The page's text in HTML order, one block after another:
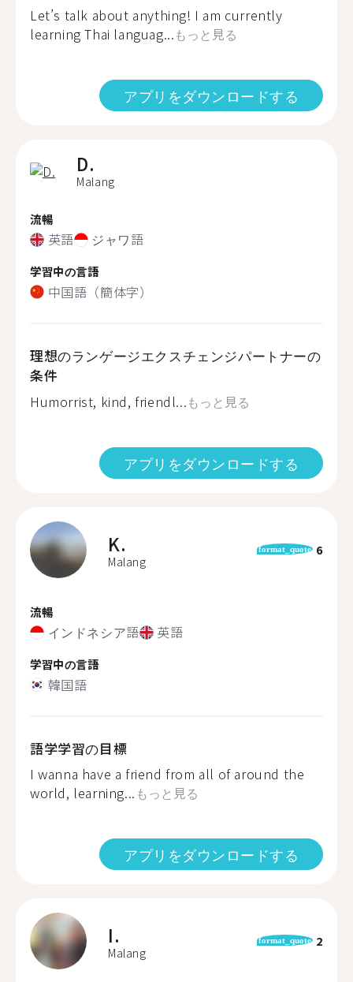
Let’s talk about anything! I am currently
learning Thai languag...もっと見る
アプリをダウンロードする
D.
Malang
流暢
英語 ジャワ語
学習中の言語
中国語（簡体字）
理想のランゲージエクスチェンジパートナーの
条件
Humorrist, kind, friendl...もっと見る
アプリをダウンロードする
K.
Malang
format_quote 6
流暢
インドネシア語 英語
学習中の言語
韓国語
語学学習の目標
I wanna have a friend from all of around the
world, learning... もっと見る
アプリをダウンロードする
I.
Malang
format_quote 2